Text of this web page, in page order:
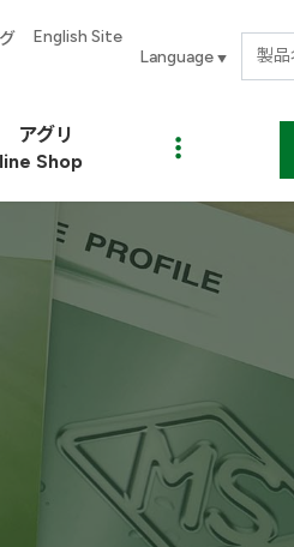
English Site
▼
アグリ
Shop